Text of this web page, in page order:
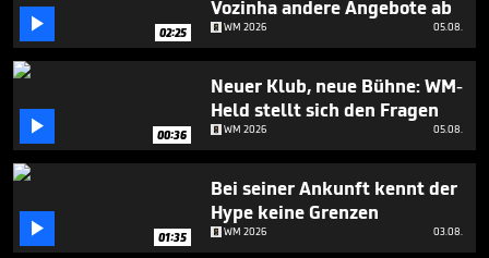
minute,
second
 02:25
Vozinha andere Angebote ab
WM 2026 05.08.
 00:36
Neuer Klub, neue Bühne: WM-
Held stellt sich den Fragen
WM 2026 05.08.
 01:35
Bei seiner Ankunft kennt der
Hype keine Grenzen
WM 2026 03.08.